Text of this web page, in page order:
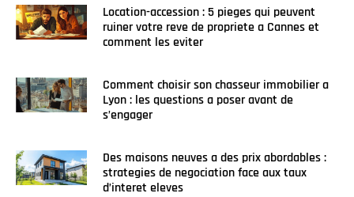
Location-accession : 5 pieges qui peuvent
ruiner votre reve de propriete a Cannes et
comment les eviter
Comment choisir son chasseur immobilier a
Lyon : les questions a poser avant de
s’engager
Des maisons neuves a des prix abordables :
strategies de negociation face aux taux
d’interet eleves